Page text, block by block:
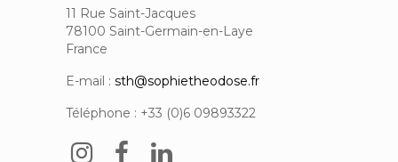
11 Rue Saint-Jacques
78100 Saint-Germain-en-Laye
France
E-mail : sth@sophietheodose.fr
Téléphone : +33 (0)6 09893322